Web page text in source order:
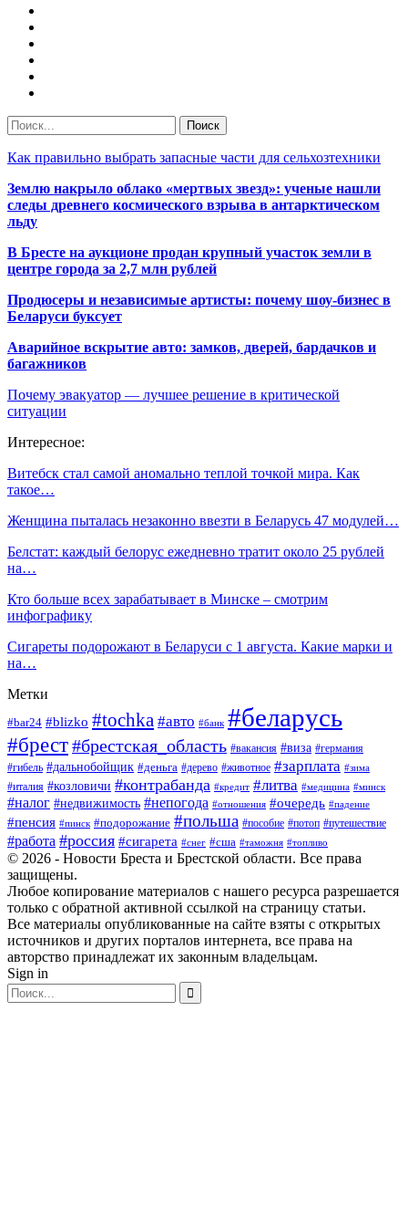
Как правильно выбрать запасные части для сельхозтехники
Землю накрыло облако «мертвых звезд»: ученые нашли
следы древнего космического взрыва в антарктическом
льду
В Бресте на аукционе продан крупный участок земли в
центре города за 2,7 млн рублей
Продюсеры и независимые артисты: почему шоу-бизнес в
Беларуси буксует
Аварийное вскрытие авто: замков, дверей, бардачков и
багажников
Почему эвакуатор — лучшее решение в критической
ситуации
Интересное:
Витебск стал самой аномально теплой точкой мира. Как
такое…
Женщина пыталась незаконно ввезти в Беларусь 47 модулей…
Белстат: каждый белорус ежедневно тратит около 25 рублей
на…
Кто больше всех зарабатывает в Минске – смотрим
инфографику
Сигареты подорожают в Беларуси с 1 августа. Какие марки и
на…
Метки
#bar24 #blizko #tochka #авто #банк #беларусь
#брест#брестская_область #вакансия #виза #германия
#гибель #дальнобойщик #деньга #дерево #животное #зарплата #зима
#италия #козловичи #контрабанда #кредит #литва #медицина #минск
#налог #недвижимость #непогода #отношения #очередь #падение
#пенсия #пинск #подорожание #польша #пособие #потоп #путешествие
#работа #россия #сигарета #снег #сша #таможня #топливо
© 2026 - Новости Бреста и Брестской области. Все права
защищены.
Любое копирование материалов с нашего ресурса разрешается
только с обратной активной ссылкой на страницу статьи.
Все материалы опубликованные на сайте взяты с открытых
источников и других порталов интернета, все права на
авторство принадлежат их законным владельцам.
Sign in